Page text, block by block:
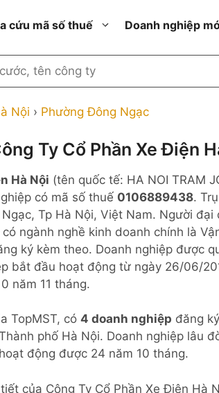
cứu mã số thuế
Công ty cổ phần ngoài NN
Công ty hợp doanh
thành viên ngoài NN
thành viên trở lên ngoài NN
Công ty trách nhiệm hữu hạn
ngoài NN
Doanh nghiệp 100% vốn đầu tư
nước ngoài
Hộ kinh doanh cá thể
Doanh nghiệp
Nội › Phường Đông Ngạc
Ty Cổ Phần Xe Điện
Hà Nội (tên quốc tế: HA NOI TRAM
có mã số thuế 0106889438.
Tp Hà Nội, Việt Nam. Người
ngành nghề kinh doanh chính là
ký kèm theo. Doanh nghiệp được
bắt đầu hoạt động từ ngày 26/06/
năm 11 tháng.
TopMST, có 4 doanh nghiệp đăng
phố Hà Nội. Doanh nghiệp lâu
động được 24 năm 10 tháng.
của Công Ty Cổ Phần Xe Điện Hà